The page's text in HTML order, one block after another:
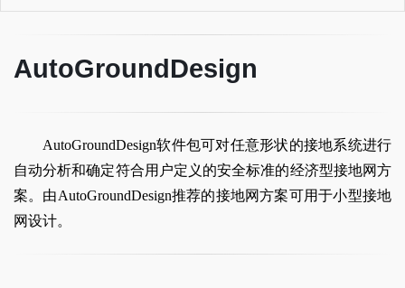
AutoGroundDesign
AutoGroundDesign软件包可对任意形状的接地系统进行
自动分析和确定符合用户定义的安全标准的经济型接地网方
案。由AutoGroundDesign推荐的接地网方案可用于小型接地
网设计。